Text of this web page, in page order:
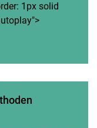
1px solid